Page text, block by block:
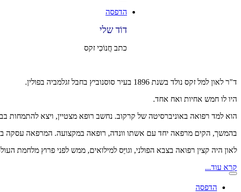
הדפסה
דוֹד שלי
כתב חֲנוֹכִי זקס
ד"ר לאון למל זקס נולד בשנת 1896 בעיר סוסנוביץ בחבל זגלמביה בפולין.
היו לו חמש אחיות ואח אחד.
הוא למד רפואה באוניברסיטה של קרקוב. נחשב רופא מצטיין, ויצא להתמחות בבית
בהמשך, הקים מרפאה יחד עם אשתו וונדה, רופאה במקצועה. המרפאה עסקה
לאון היה קצין רפואה בצבא הפולני, וגויַּס למילואים, ממש לפני פרוץ מלחמת
קרא עוד...
הדפסה